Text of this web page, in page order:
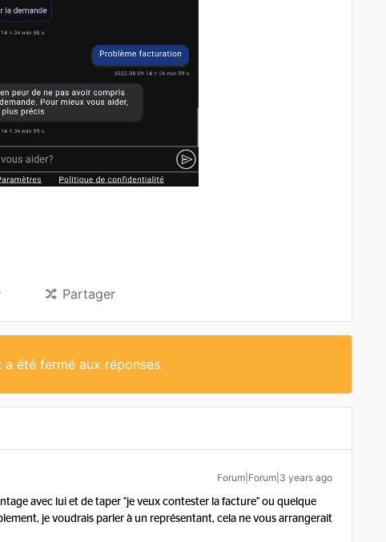
Partager
a été fermé aux réponses.
Forum|Forum|3 years ago
avec lui et de taper "je veux contester la facture" ou quelque
je voudrais parler à un représentant, cela ne vous arrangerait